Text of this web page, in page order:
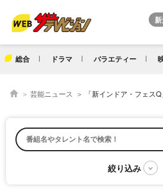
総合 ドラマ バラエティー
芸能ニュース 「新インドア・フェス